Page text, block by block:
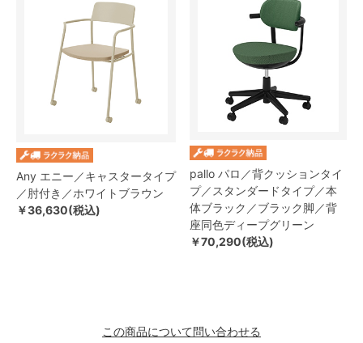
Any エニー／キャスタータイプ
／肘付き／ホワイトブラウン
￥36,630(税込)
pallo パロ／背クッションタイ
プ／スタンダードタイプ／本
体ブラック／ブラック脚／背
座同色ディープグリーン
￥70,290(税込)
この商品について問い合わせる